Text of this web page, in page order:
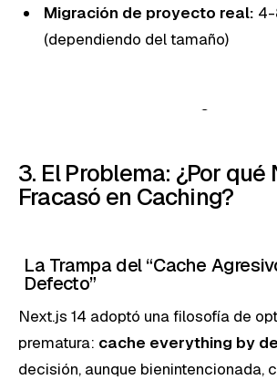
Migración de proyecto real: 4-
(dependiendo del tamaño)
3. El Problema: ¿Por qué
Fracasó en Caching?
La Trampa del “Cache
Defecto”
Next.js 14 adoptó una filosofía de
prematura: cache everything by
decisión, aunque bienintencionada,